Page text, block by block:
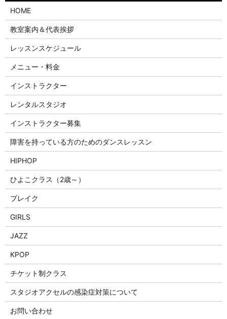
HOME
教室案内＆代表挨拶
レッスンスケジュール
メニュー・料金
インストラクター
レンタルスタジオ
インストラクター募集
障害を持っている方のためのダンスレッスン
HIPHOP
ひよこクラス（2歳～）
ブレイク
GIRLS
JAZZ
KPOP
チケット制クラス
スタジオアクセルの感染症対策について
お問い合わせ